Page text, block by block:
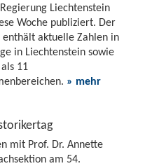
Liechtenstein
Woche publiziert. Der
aktuelle Zahlen in
in Liechtenstein sowie
11
» mehr
mit Prof. Dr. Annette
am 54.